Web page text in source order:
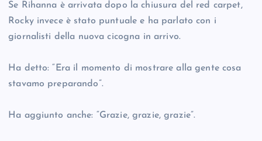
Se Rihanna è arrivata dopo la chiusura del red carpet,
Rocky invece è stato puntuale e ha parlato con i
giornalisti della nuova cicogna in arrivo.
Ha detto: “Era il momento di mostrare alla gente cosa
stavamo preparando”.
Ha aggiunto anche: “Grazie, grazie, grazie”.